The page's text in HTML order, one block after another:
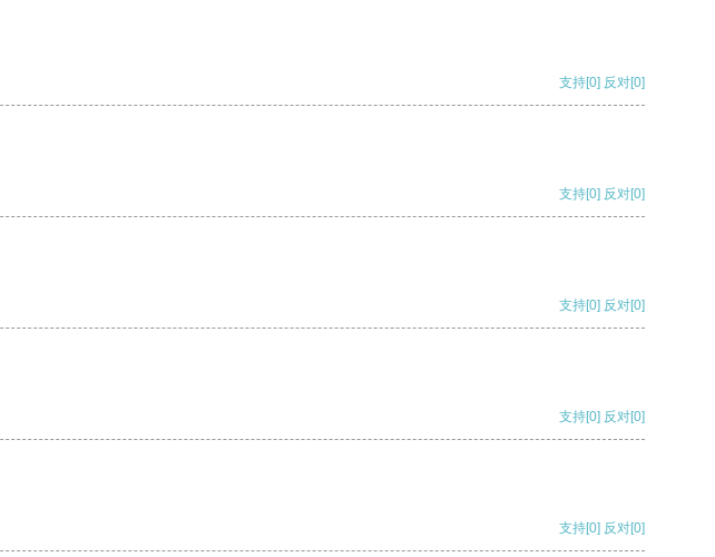
支持[0] 反对[0]
支持[0] 反对[0]
支持[0] 反对[0]
支持[0] 反对[0]
支持[0] 反对[0]